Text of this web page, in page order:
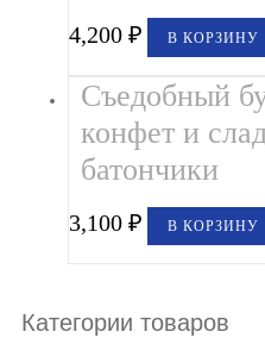
4,200₽ В КОРЗИНУ
Съедобный
конфет и
батончики
3,100₽ В КОРЗИНУ
Категории товаров